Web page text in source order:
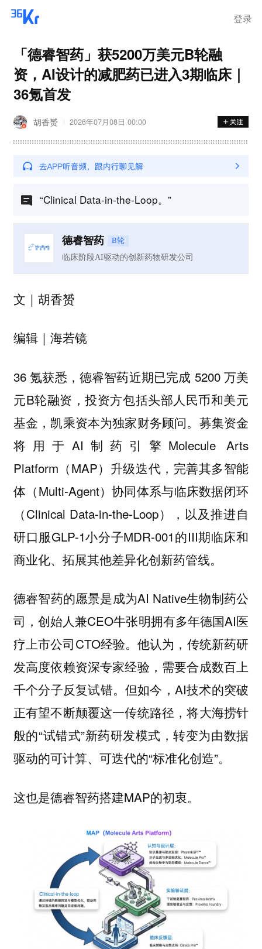
登录
「德睿智药」获5200万美元B轮融
资，AI设计的减肥药已进入3期临床｜
36氪首发
胡香赟 2026年07月08日 00:00
“Clinical Data-in-the-Loop。”
德睿智药 B轮
临床阶段AI驱动的创新药物研发公司
文｜胡香赟
编辑｜海若镜
36 氪获悉，德睿智药近期已完成 5200 万美
元B轮融资，投资方包括头部人民币和美元
基金，凯乘资本为独家财务顾问。募集资金
将用于AI制药引擎Molecule Arts
Platform（MAP）升级迭代，完善其多智能
体（Multi-Agent）协同体系与临床数据闭环
（Clinical Data-in-the-Loop），以及推进自
研口服GLP-1小分子MDR-001的III期临床和
商业化、拓展其他差异化创新药管线。
德睿智药的愿景是成为AI Native生物制药公
司，创始人兼CEO牛张明拥有多年德国AI医
疗上市公司CTO经验。他认为，传统新药研
发高度依赖资深专家经验，需要合成数百上
千个分子反复试错。但如今，AI技术的突破
正有望不断颠覆这一传统路径，将大海捞针
般的“试错式”新药研发模式，转变为由数据
驱动的可计算、可迭代的“标准化创造”。
这也是德睿智药搭建MAP的初衷。